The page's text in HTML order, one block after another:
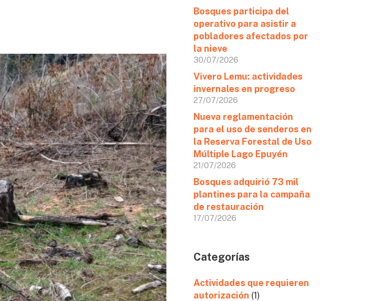
Bosques participa del
operativo para asistir a
pobladores afectados por
la nieve
30/07/2026
Vivero Lemu: actividades
invernales en progreso
27/07/2026
Nueva reglamentación
para el uso de senderos en
la Reserva Forestal de Uso
Múltiple Lago Epuyén
21/07/2026
Bosques adquirió 73 mil
plantines para la campaña
de restauración
17/07/2026
Categorías
Actividades que requieren
autorización (1)